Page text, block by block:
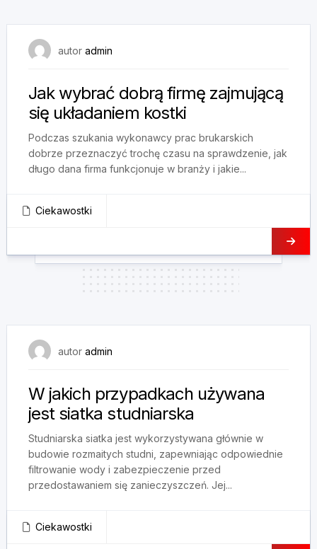
autor admin
Jak wybrać dobrą firmę zajmującą
się układaniem kostki
Podczas szukania wykonawcy prac brukarskich
dobrze przeznaczyć trochę czasu na sprawdzenie, jak
długo dana firma funkcjonuje w branży i jakie...
Ciekawostki
autor admin
W jakich przypadkach używana
jest siatka studniarska
Studniarska siatka jest wykorzystywana głównie w
budowie rozmaitych studni, zapewniając odpowiednie
filtrowanie wody i zabezpieczenie przed
przedostawaniem się zanieczyszczeń. Jej...
Ciekawostki